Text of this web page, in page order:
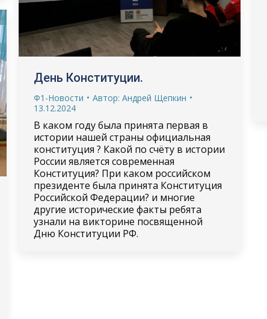
День Конституции.
Ф1-Новости Автор: Андрей Щепкин
13.12.2024
В каком году была принята первая в
истории нашей страны официальная
конституция ? Какой по счёту в истории
России является современная
Конституция? При каком российском
президенте была принята Конституция
Российской Федерации? и многие
другие исторические факты ребята
узнали на викторине посвященной
Дню Конституции РФ.